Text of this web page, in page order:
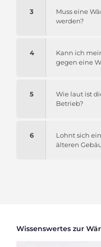
3
Muss eine
werden?
4
Kann ich
gegen eine
5
Wie laut ist
Betrieb?
6
Lohnt sich
älteren
Wissenswertes zur